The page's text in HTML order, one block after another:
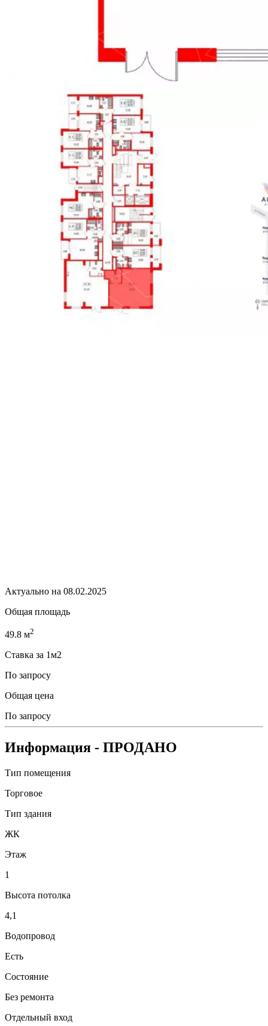
Актуально на 08.02.2025
Общая площадь
49.8 м2
Ставка за 1м2
По запросу
Общая цена
По запросу
Информация - ПРОДАНО
Тип помещения
Торговое
Тип здания
ЖК
Этаж
1
Высота потолка
4,1
Водопровод
Есть
Состояние
Без ремонта
Отдельный вход